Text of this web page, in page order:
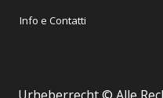
Info e Contatti